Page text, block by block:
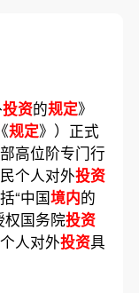
投资的规定》
规定》）正式
高位阶专门行
个人对外投资
“中国境内的
权国务院投资
人对外投资具